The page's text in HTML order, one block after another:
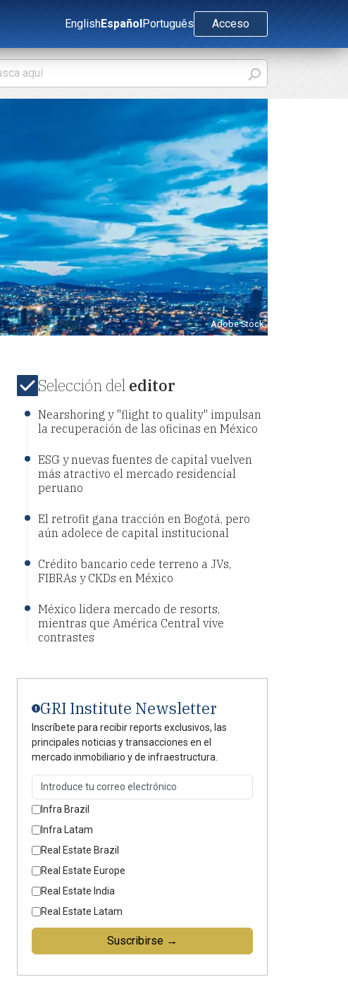
EnglishEspañolPortuguês Acceso
Adobe Stock
Selección del editor
Nearshoring y "flight to quality" impulsan
la recuperación de las oficinas en México
ESG y nuevas fuentes de capital vuelven
más atractivo el mercado residencial
peruano
El retrofit gana tracción en Bogotá, pero
aún adolece de capital institucional
Crédito bancario cede terreno a JVs,
FIBRAs y CKDs en México
México lidera mercado de resorts,
mientras que América Central vive
contrastes
GRI Institute Newsletter
Inscríbete para recibir reports exclusivos, las
principales noticias y transacciones en el
mercado inmobiliario y de infraestructura.
Infra Brazil
Infra Latam
Real Estate Brazil
Real Estate Europe
Real Estate India
Real Estate Latam
Suscribirse →